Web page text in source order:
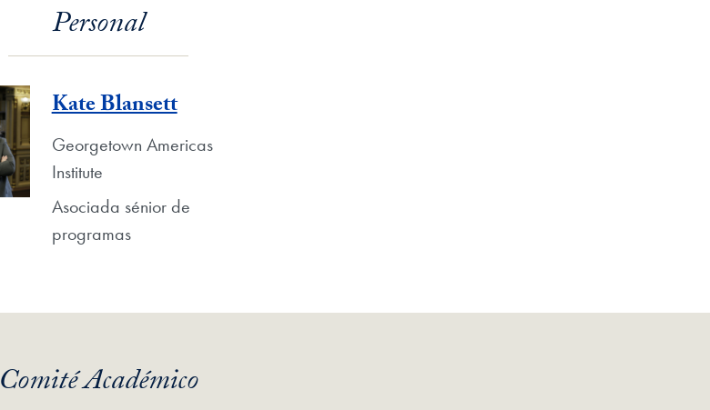
Personal
Kate Blansett
Georgetown Americas
Institute
Asociada sénior de
programas
Comité Académico